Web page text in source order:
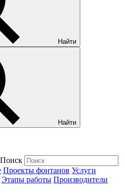
Найти
Найти
Поиск
Проекты фонтанов Услуги
Этапы работы Производители